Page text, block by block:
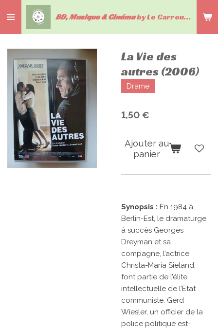
au
contenu
BD, Musique & Cinémaby Le Carrousel du livre
La Vie des
autres (2006)
Drame
1,50 €
Ajouter au
panier
Synopsis : En 1984 à
Berlin-Est, le dramaturge
à succès Georges
Dreyman et sa
compagne, l’actrice
Christa-Maria Sieland,
font partie de l’élite
intellectuelle de l’Etat
communiste. Gerd
Wiesler, un officier de la
police politique est-